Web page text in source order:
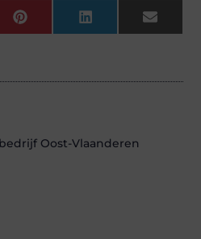
PinterestLinkedInEmail
Oost-Vlaanderen